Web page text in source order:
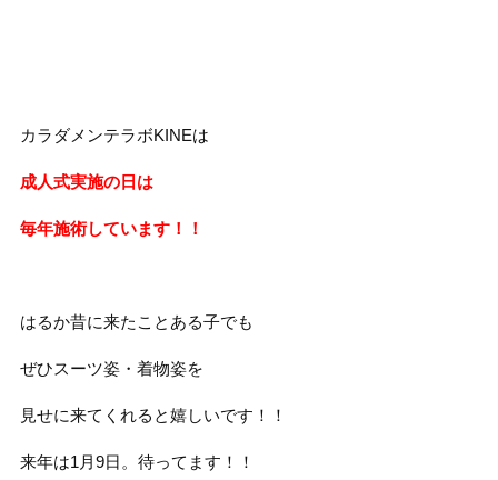
カラダメンテラボKINEは
成人式実施の日は
毎年施術しています！！
はるか昔に来たことある子でも
ぜひスーツ姿・着物姿を
見せに来てくれると嬉しいです！！
来年は1月9日。待ってます！！